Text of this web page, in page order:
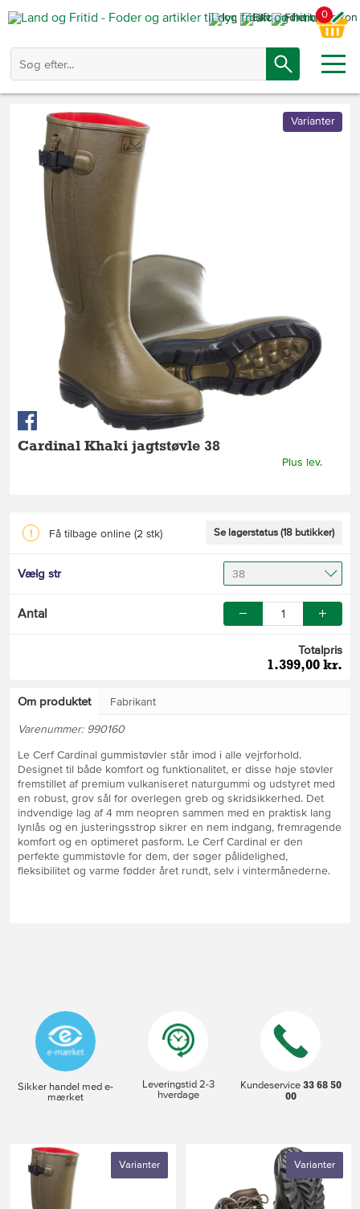
0
Cardinal Khaki jagtstøvle 38
Plus lev.
Varianter
Få tilbage online (2 stk) Se lagerstatus (18 butikker)
Vælg str 38
Antal
Totalpris
1.399,00 kr.
Om produktet
Fabrikant
Varenummer: 990160
Le Cerf Cardinal gummistøvler står imod i alle vejrforhold.
Designet til både komfort og funktionalitet, er disse høje støvler
fremstillet af premium vulkaniseret naturgummi og udstyret med
en robust, grov sål for overlegen greb og skridsikkerhed. Det
indvendige lag af 4 mm neopren sammen med en praktisk lang
lynlås og en justeringsstrop sikrer en nem indgang, fremragende
komfort og en optimeret pasform. Le Cerf Cardinal er den
perfekte gummistøvle for dem, der søger pålidelighed,
fleksibilitet og varme fødder året rundt, selv i vintermånederne.
Sikker handel med e-
mærket
Leveringstid 2-3
hverdage
Kundeservice33 68 50
00
Varianter Varianter